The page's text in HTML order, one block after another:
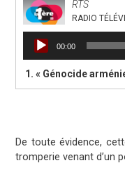
RTS
RADIO
Lecteur
audio
00:00
1.« Génocide arménien: Genève
De toute évidence,
tromperie venant d’un